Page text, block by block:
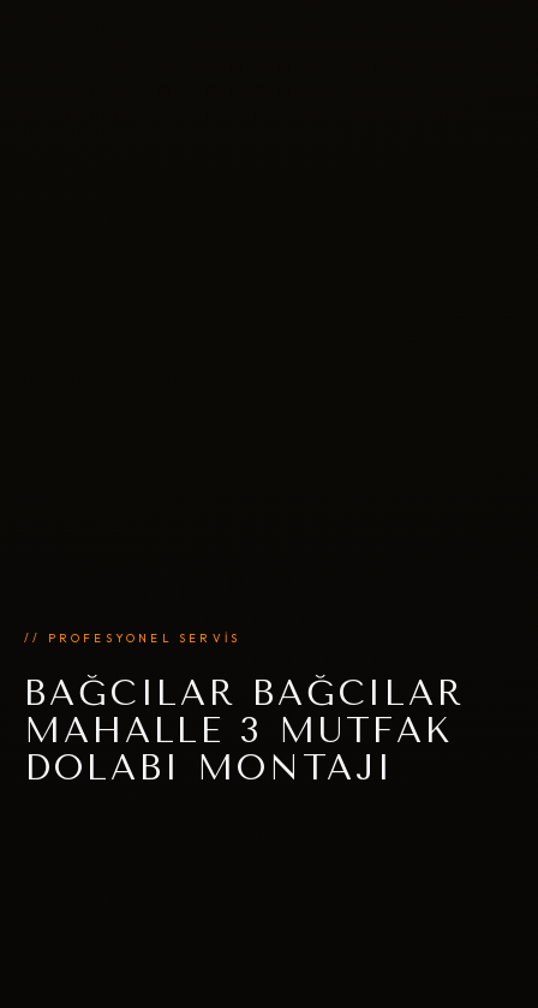
// PROFESYONEL SERVİS
BAĞCILAR BAĞCILAR
MAHALLE 3 MUTFAK
DOLABI MONTAJI